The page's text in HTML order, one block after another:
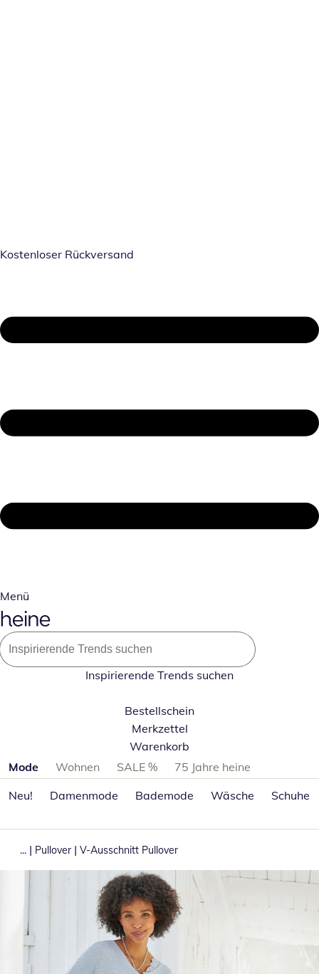
Kostenloser Rückversand
Menü
Inspirierende Trends suchen
Bestellschein
Merkzettel
Warenkorb
Produktkategorien überspringen
Mode Wohnen SALE %
75 Jahre heine
Neu!
Damenmode Bademode Wäsche Schuhe
... | Pullover | V-Ausschnitt Pullover